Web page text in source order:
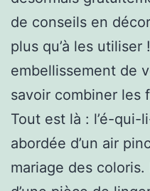
de conseils en
plus qu’à les utiliser
embellissement de
savoir combiner les
Tout est là : l’é-
abordée d’un air
mariage des